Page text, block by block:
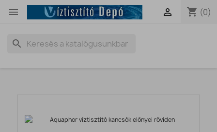
 shopping_cart (0)

search